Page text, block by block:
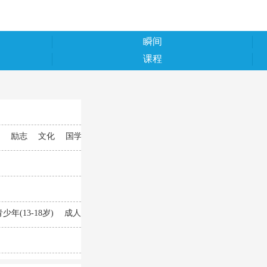
瞬间
课程
励志 文化 国学
少年(13-18岁) 成人